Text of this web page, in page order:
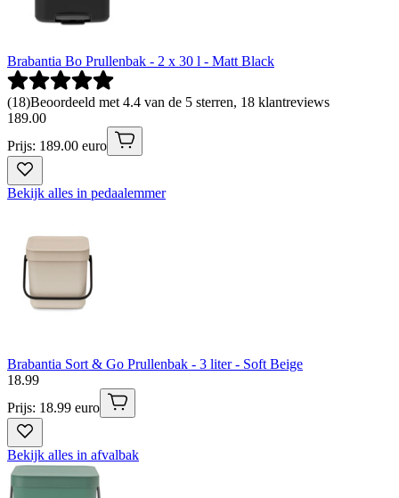
Brabantia Bo Prullenbak - 2 x 30 l - Matt Black
(18)Beoordeeld met 4.4 van de 5 sterren, 18 klantreviews
189.00
Prijs: 189.00 euro
Bekijk alles in pedaalemmer
Brabantia Sort & Go Prullenbak - 3 liter - Soft Beige
18.99
Prijs: 18.99 euro
Bekijk alles in afvalbak